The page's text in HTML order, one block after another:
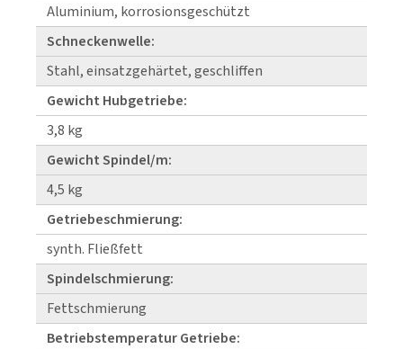
Aluminium, korrosionsgeschützt
Schneckenwelle:
Stahl, einsatzgehärtet, geschliffen
Gewicht Hubgetriebe:
3,8 kg
Gewicht Spindel/m:
4,5 kg
Getriebeschmierung:
synth. Fließfett
Spindelschmierung:
Fettschmierung
Betriebstemperatur Getriebe: